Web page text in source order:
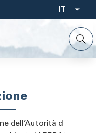
Select
your
IT
dell’Autorità di